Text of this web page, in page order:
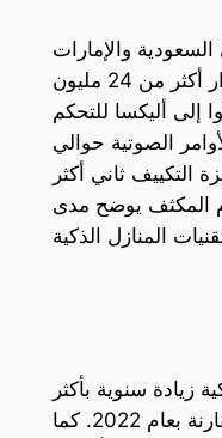
والإمارات
أليكسا لتشغيل وإطفاء الأنوار أكثر من 24 مليون
كما لجأوا إلى أليكسا للتحكم
الصوتية حوالي
التكييف ثاني أكثر
المكثف يوضح مدى
زيادة سنوية بأكثر
من 50% في عام 2023 مقارنة بعام 2022. كما